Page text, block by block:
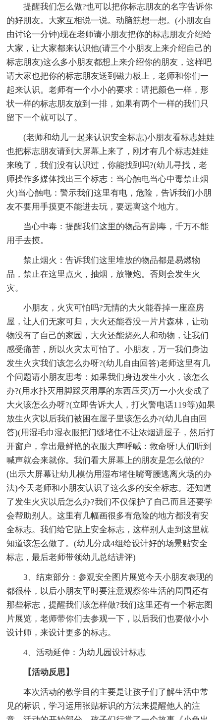
提醒我们怎么做?也可以把你标志朋友的名字告诉你
的好朋友。大家互相说一说。动脑筋想一想。(小朋友自
由讨论一分钟)现在老师请小朋友把你的标志朋友介绍给
大家，让大家都来认识他(请三个小朋友上来介绍自己的
标志朋友)这么多小朋友都想上来介绍你的朋友，这样吧
请大家也把你的标志朋友送到磁力板上，老师和你们一
起来认识。老师有一个小小的要求：请把颜色一样，形
状一样的标志朋友放到一排，如果有两个一样的我们只
留下一个就可以了。
(老师和幼儿一起来认识安全标志)小朋友看标志娃娃
也把标志朋友请到大屏幕上来了，刚才有几个标志娃娃
来晚了，我们没有认识过，你能找到吗?(幼儿寻找，老
师操作多媒体找出三个标志：当心触电当心中毒禁止烟
火)当心触电：警示我们这里有电，危险，告诉我们小朋
友不要用手摸更不能进去玩，要远离这个地方。
当心中毒：提醒我们这里的物品有剧毒，千万不能
用手去摸。
禁止烟火：告诉我们这里堆放的物品都是易燃物
品，禁止在这里点火，抽烟，放鞭炮。否则会发生火
灾。
小朋友，火灾可怕吗?无情的大火能吞掉一座座房
屋，让人们无家可归，大火还能吞没一片片森林，让动
物没有了自己的家园，大火还能烧死人和动物，让我们
感受痛苦，所以火灾太可怕了。小朋友，万一我们身边
发生火灾我们该怎么办呀?(幼儿自由回答)老师这里有几
个问题请小朋友思考：如果我们身边发生小火，该怎么
办?(用水扑灭用脚踩灭用厚的东西压灭)万一小火变成了
大火该怎么办呀?(立即告诉大人，打火警电话119等)如果
放生火灾以后我们被困在屋子里该怎么办?(幼儿自由回
答)(用湿毛巾湿衣服把门缝堵住不让浓烟进屋子，然后打
开窗户，拿出最鲜艳的衣服大声呼喊：救命呀!人们听到
喊声就会来就你。我们看大屏幕上的朋友是怎么做的?
(出示大屏幕让幼儿模仿用湿布堵住嘴弯腰逃离火场的办
法)今天老师和小朋友认识了这么多的安全标志。还知道
了发生火灾以后怎么办?我们不仅保护了自己而且还要学
会帮助别人。这里有几幅画很多有危险的地方都没有安
全标志。我们给它贴上安全标志，这样别人走到这里就
知道该怎么做了。(幼儿分成4组给设计好的场景贴安全
标志，最后老师带领幼儿总结讲评)
3、结束部分：参观安全图片展览今天小朋友表现的
都很棒，以后小朋友平时要注意观察你生活的周围还有
那些标志，提醒我们该怎样做?我们这里还有一个标志图
片展览，老师带你们去参观一下，以后我们也要做小小
设计师，来设计更多的标志。
4、活动延伸：为幼儿园设计标志
【活动反思】
本次活动的教学目的主要是让孩子们了解生活中常
见的标识，学习运用张贴标识的方法来提醒他人的注